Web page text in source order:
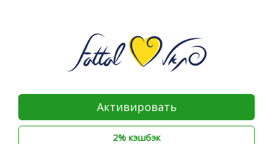
Активировать
2% кэшбэк